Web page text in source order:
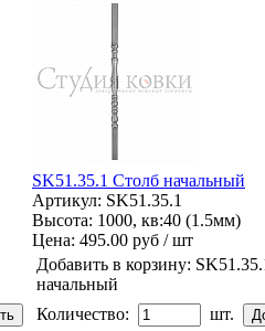
SK51.35.1 Столб начальный
Артикул: SK51.35.1
Высота: 1000, кв:40 (1.5мм)
Цена: 495.00 руб / шт
Добавить в корзину:
начальный
Количество:
шт.